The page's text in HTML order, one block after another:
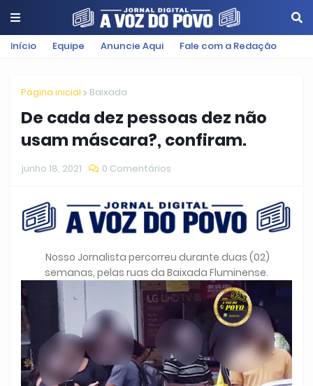
Início Equipe Anuncie Aqui Fale com a Redação
Página inicial Baixada
De cada dez pessoas dez não
usam máscara?, confiram.
junho 18, 2021 0 Comentários
Nosso Jornalista percorreu durante duas (02)
semanas, pelas ruas da Baixada Fluminense.